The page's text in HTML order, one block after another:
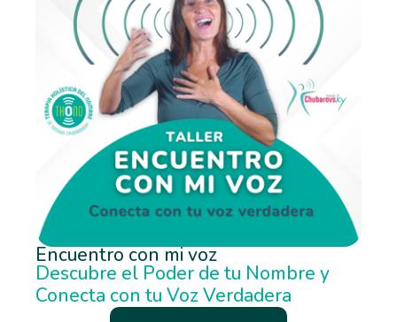
Encuentro con mi voz
Descubre el Poder de tu Nombre y
Conecta con tu Voz Verdadera